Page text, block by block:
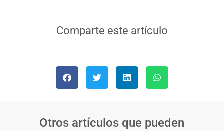
Comparte este artículo
Otros artículos que pueden